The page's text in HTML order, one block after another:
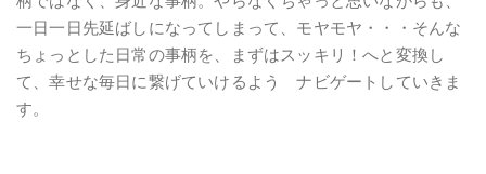
一日一日先延ばしになってしまって、モヤモヤ・・・そんな
ちょっとした日常の事柄を、まずはスッキリ！へと変換し
て、幸せな毎日に繋げていけるよう ナビゲートしていきま
す。